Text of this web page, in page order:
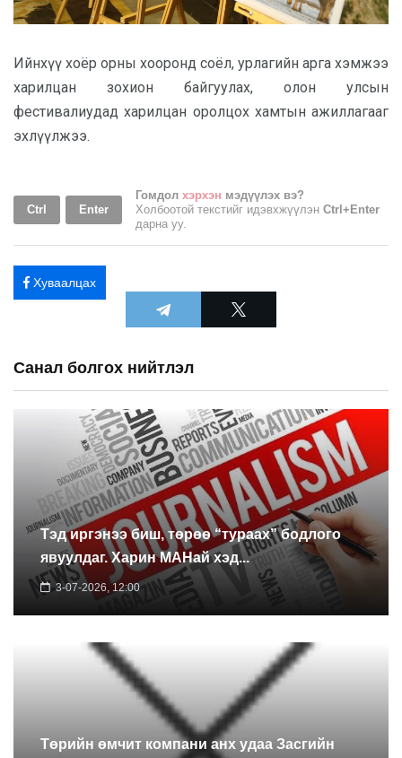
Ийнхүү хоёр орны хооронд соёл, урлагийн арга хэмжээ
харилцан зохион байгуулах, олон улсын
фестивалиудад харилцан оролцох хамтын ажиллагааг
эхлүүлжээ.
Ctrl Enter
Гомдол хэрхэн мэдүүлэх вэ?
Холбоотой текстийг идэвхжүүлэн Ctrl+Enter
дарна уу.
Хуваалцах
Санал болгох нийтлэл
Тэд иргэнээ биш, төрөө “тураах” бодлого
явуулдаг. Харин МАНай хэд...
3-07-2026, 12:00
Төрийн өмчит компани анх удаа Засгийн